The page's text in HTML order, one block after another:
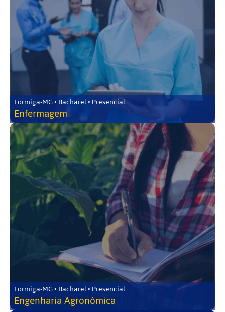
Formiga-MG • Bacharel • Presencial
Enfermagem
Formiga-MG • Bacharel • Presencial
Engenharia Agronômica